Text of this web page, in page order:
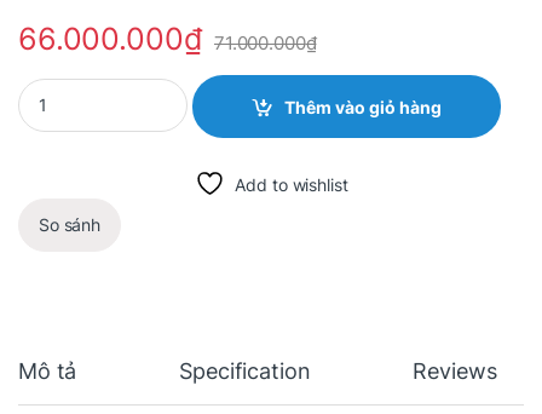
66.000.000₫ 71.000.000₫
Quantity
Thêm vào giỏ hàng
Add to wishlist
So sánh
Mô tả Specification Reviews